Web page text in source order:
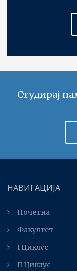
Студирај
НАВИГАЦИЈА
Почетна
Факултет
I Циклус
II Циклус